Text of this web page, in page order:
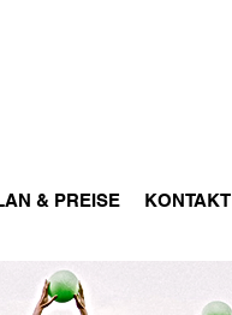
& PREISE KONTAKT